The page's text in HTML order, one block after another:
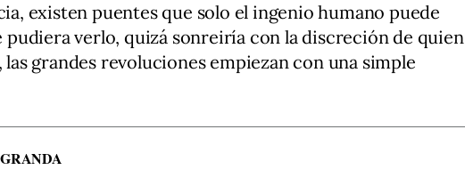
existen puentes que solo el ingenio humano puede
pudiera verlo, quizá sonreiría con la discreción de quien
las grandes revoluciones empiezan con una simple